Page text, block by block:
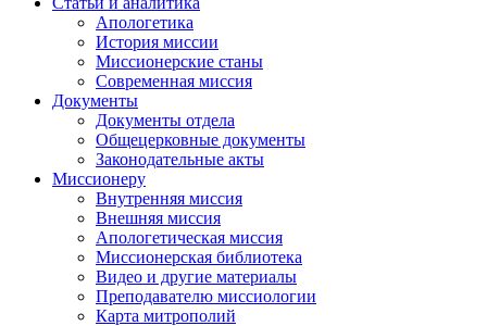
Апологетика
История миссии
Миссионерские станы
Современная миссия
Документы
Документы отдела
Общецерковные документы
Законодательные акты
Миссионеру
Внутренняя миссия
Внешняя миссия
Апологетическая миссия
Миссионерская библиотека
Видео и другие материалы
Преподавателю миссиологии
Карта митрополий